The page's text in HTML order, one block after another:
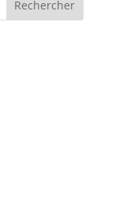
Rechercher